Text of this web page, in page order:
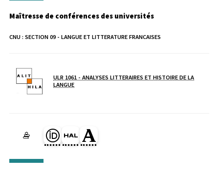
Maîtresse de conférences des universités
CNU : SECTION 09 - LANGUE ET LITTERATURE FRANCAISES
Laboratoire / équipe
ULR 1061 - ANALYSES LITTERAIRES ET HISTOIRE DE LA
LANGUE
Page Orcid du membre (Ouverture dans une nouvelle fenêtre)
HAL dominique-dupart (Ouverture dans une nouvelle
Page Academia du membre (Ouverture dans une